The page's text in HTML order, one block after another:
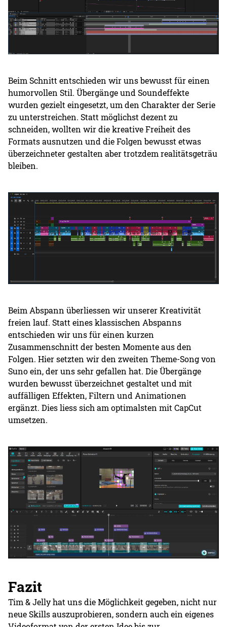
Beim Schnitt entschieden wir uns bewusst für einen
humorvollen Stil. Übergänge und Soundeffekte
wurden gezielt eingesetzt, um den Charakter der Serie
zu unterstreichen. Statt möglichst dezent zu
schneiden, wollten wir die kreative Freiheit des
Formats ausnutzen und die Folgen bewusst etwas
überzeichneter gestalten aber trotzdem realitätsgeträu
bleiben.
Beim Abspann überliessen wir unserer Kreativität
freien lauf. Statt eines klassischen Abspanns
entschieden wir uns für einen kurzen
Zusammenschnitt der besten Momente aus den
Folgen. Hier setzten wir den zweiten Theme-Song von
Suno ein, der uns sehr gefallen hat. Die Übergänge
wurden bewusst überzeichnet gestaltet und mit
auffälligen Effekten, Filtern und Animationen
ergänzt. Dies liess sich am optimalsten mit CapCut
umsetzen.
Fazit
Tim & Jelly hat uns die Möglichkeit gegeben, nicht nur
neue Skills auszuprobieren, sondern auch ein eigenes